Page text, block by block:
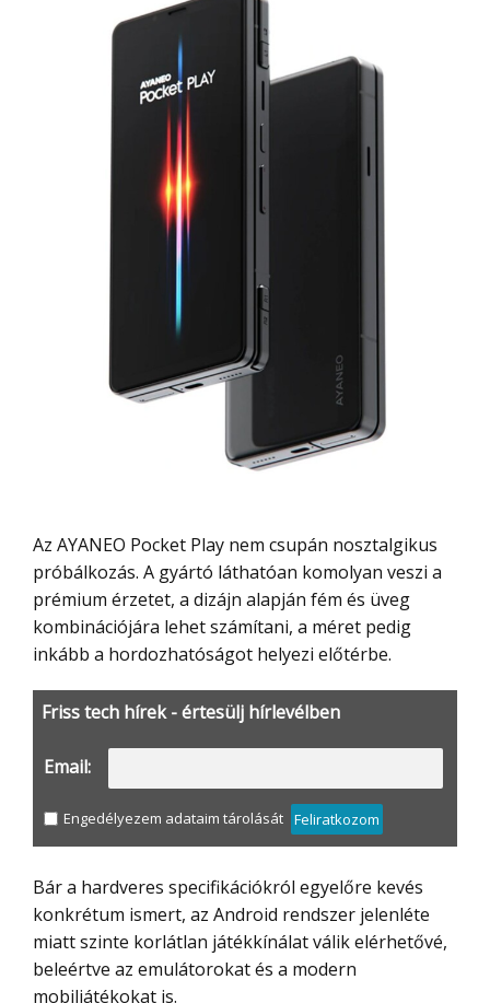
Az AYANEO Pocket Play nem csupán nosztalgikus
próbálkozás. A gyártó láthatóan komolyan veszi a
prémium érzetet, a dizájn alapján fém és üveg
kombinációjára lehet számítani, a méret pedig
inkább a hordozhatóságot helyezi előtérbe.
Friss tech hírek - értesülj hírlevélben
Email:
Engedélyezem adataim tárolását Feliratkozom
Bár a hardveres specifikációkról egyelőre kevés
konkrétum ismert, az Android rendszer jelenléte
miatt szinte korlátlan játékkínálat válik elérhetővé,
beleértve az emulátorokat és a modern
mobiljátékokat is.